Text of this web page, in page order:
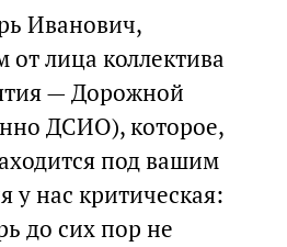
Иванович,
лица коллектива
— Дорожной
ДСИО), которое,
под вашим
у нас критическая:
до сих пор не